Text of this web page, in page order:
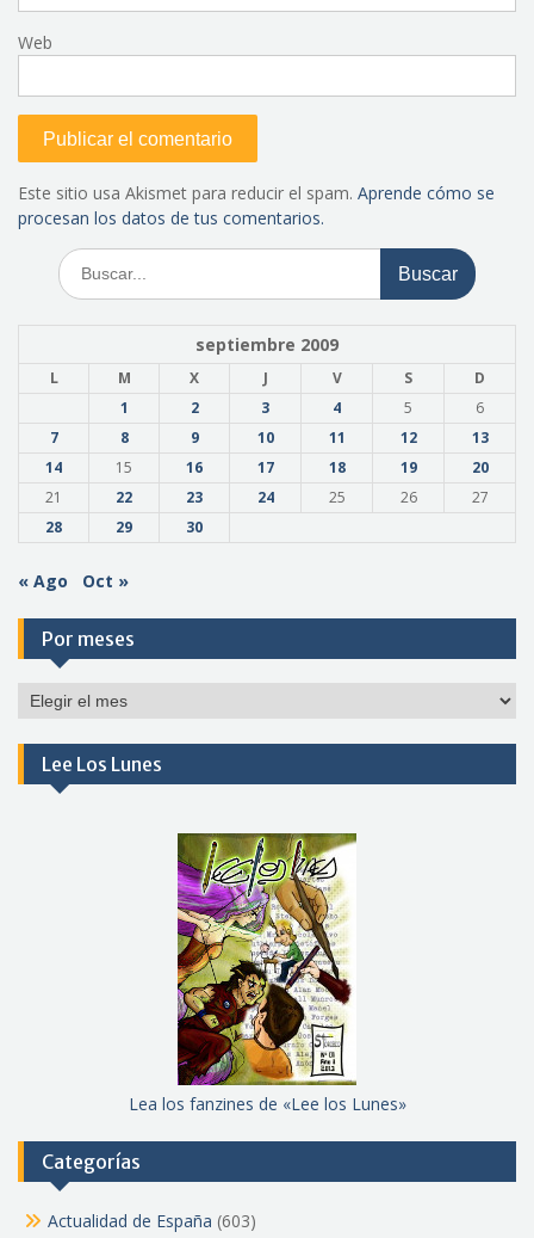
Web
Este sitio usa Akismet para reducir el spam. Aprende cómo se
procesan los datos de tus comentarios.
Buscar:
septiembre 2009
L M X J V S
D
1
2 3 4 5
6
7
8 9 10 11 12
13
14
15 16 17 18 19
20
21
22 23 24 25 26
27
28
29 30
« Ago Oct »
Por meses
Por
Lee Los Lunes
Lea los fanzines de «Lee los Lunes»
Categorías
Actualidad de España (603)